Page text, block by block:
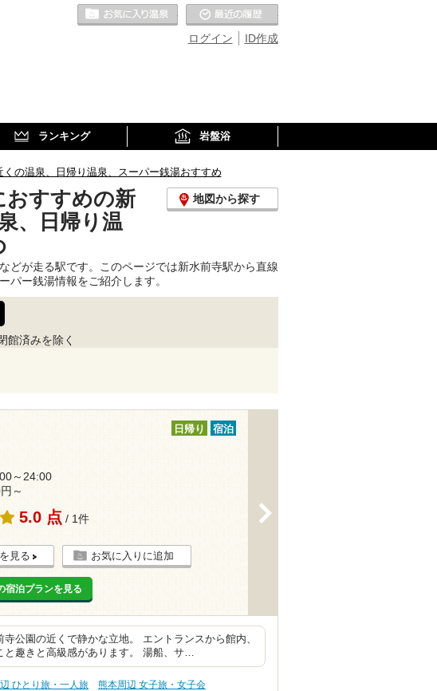
ID作成
ログイン
お気に入りの温泉
ランキング 岩盤浴
の温泉、日帰り温泉、スーパー銭湯おすすめ
おすすめの新
、日帰り温
地図から探す
どが走る駅です。このページでは新水前寺駅から直線
パー銭湯情報をご紹介します。
館済みを除く
日帰り 宿泊
～24:00
～
5.0 点 / 1件
見る お気に入りに追加
宿泊プランを見る
公園の近くで静かな立地。 エントランスから館内、
と趣きと高級感があります。 湯船、サ…
ひとり旅・一人旅
熊本周辺 女子旅・女子会